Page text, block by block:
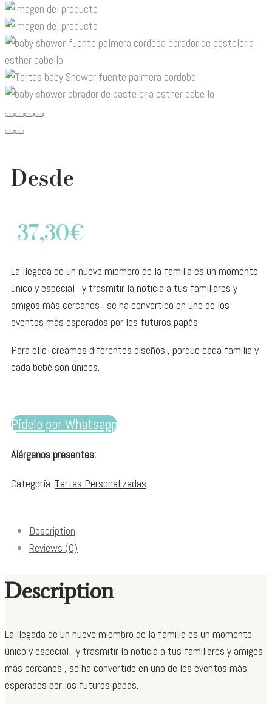
Desde
37,30€
La llegada de un nuevo miembro de la familia es un momento
único y especial , y trasmitir la noticia a tus familiares y
amigos más cercanos , se ha convertido en uno de los
eventos más esperados por los futuros papás.
Para ello ,creamos diferentes diseños , porque cada familia y
cada bebé son únicos.
Pídelo por Whatsapp
Alérgenos presentes:
Categoría: Tartas Personalizadas
Description
Reviews (0)
Description
La llegada de un nuevo miembro de la familia es un momento
único y especial , y trasmitir la noticia a tus familiares y amigos
más cercanos , se ha convertido en uno de los eventos más
esperados por los futuros papás.